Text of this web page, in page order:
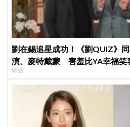
劉在錫追星成功！《劉QUIZ》
演、麥特戴蒙 害羞比YA幸福笑
綜藝